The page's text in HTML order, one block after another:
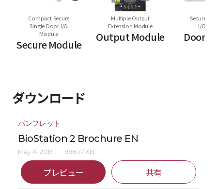
Compact Secure
Single Door I/O
Module
Secure Module
Multiple Output
Extension Module
Output Module
Secure
I/O
Door
ダウンロード
パンフレット
BioStation 2 Brochure EN
May 14, 2019 886.77 KB
プレビュー 共有